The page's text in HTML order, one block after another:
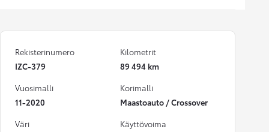
Rekisterinumero
IZC-379
Kilometrit
89 494 km
Vuosimalli
11-2020
Korimalli
Maastoauto / Crossover
Väri
Käyttövoima